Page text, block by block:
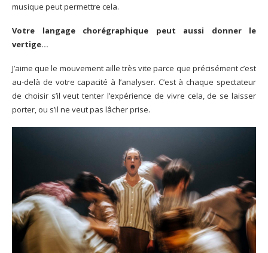
musique peut permettre cela.
Votre langage chorégraphique peut aussi donner le
vertige…
J’aime que le mouvement aille très vite parce que précisément c’est
au-delà de votre capacité à l’analyser. C’est à chaque spectateur
de choisir s’il veut tenter l’expérience de vivre cela, de se laisser
porter, ou s’il ne veut pas lâcher prise.